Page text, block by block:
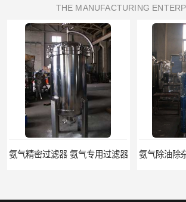
THE MANUFACTURING
氨气精密过滤器 氨气专用过滤器